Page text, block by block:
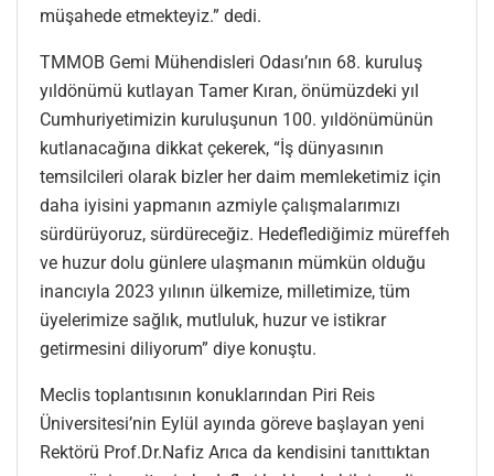
müşahede etmekteyiz.” dedi.
TMMOB Gemi Mühendisleri Odası’nın 68. kuruluş
yıldönümü kutlayan Tamer Kıran, önümüzdeki yıl
Cumhuriyetimizin kuruluşunun 100. yıldönümünün
kutlanacağına dikkat çekerek, “İş dünyasının
temsilcileri olarak bizler her daim memleketimiz için
daha iyisini yapmanın azmiyle çalışmalarımızı
sürdürüyoruz, sürdüreceğiz. Hedeflediğimiz müreffeh
ve huzur dolu günlere ulaşmanın mümkün olduğu
inancıyla 2023 yılının ülkemize, milletimize, tüm
üyelerimize sağlık, mutluluk, huzur ve istikrar
getirmesini diliyorum” diye konuştu.
Meclis toplantısının konuklarından Piri Reis
Üniversitesi’nin Eylül ayında göreve başlayan yeni
Rektörü Prof.Dr.Nafiz Arıca da kendisini tanıttıktan